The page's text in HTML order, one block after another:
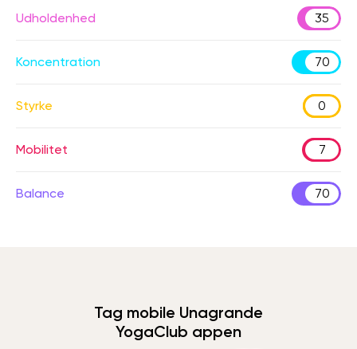
Udholdenhed 35
Koncentration 70
Styrke 0
Mobilitet 7
Balance 70
Tag mobile Unagrande
YogaClub appen